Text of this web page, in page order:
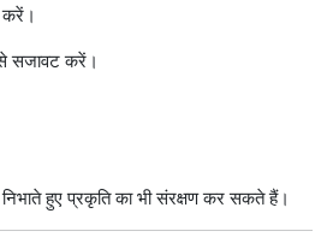
करें।
सजावट करें।
हुए प्रकृति का भी संरक्षण कर सकते हैं।